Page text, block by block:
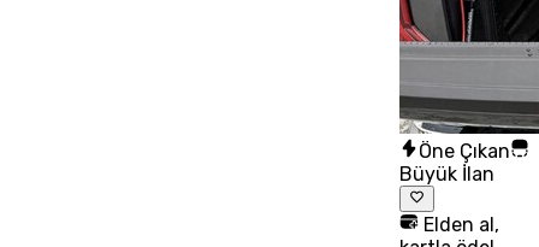
Öne Çıkan
Büyük İlan
Elden al,